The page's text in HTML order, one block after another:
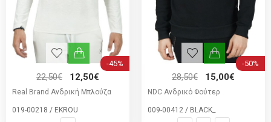
-45%
22,50€ 12,50€
Real Brand Ανδρική Μπλούζα
019-00218 / EKROU
-50%
28,50€ 15,00€
NDC Ανδρικό Φούτερ
009-00412 / BLACK_